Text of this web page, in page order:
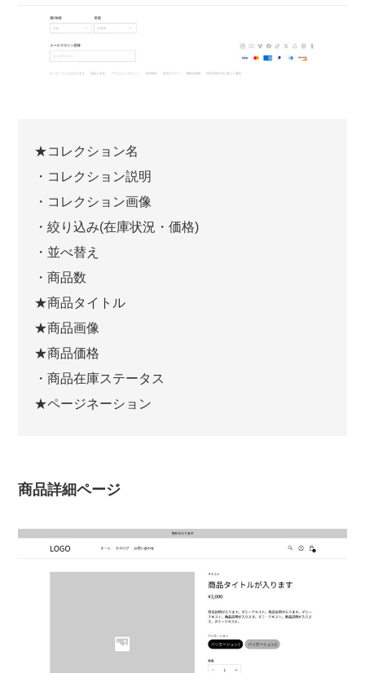
★コレクション名
・コレクション説明
・コレクション画像
・絞り込み(在庫状況・価格)
・並べ替え
・商品数
★商品タイトル
★商品画像
★商品価格
・商品在庫ステータス
★ページネーション
商品詳細ページ